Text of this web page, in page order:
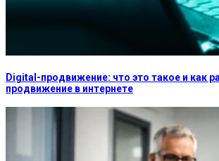
Digital-продвижение: что это такое и как
продвижение в интернете